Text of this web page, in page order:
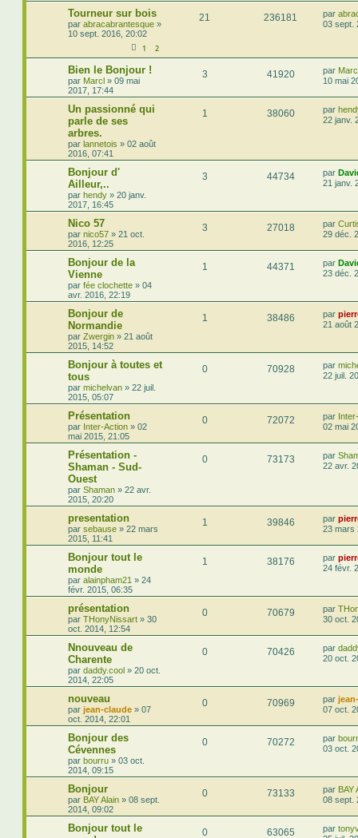
Tourneur sur bois
par abracabrantesque »
10 sept. 2016, 20:02
1 2
21 236181 par
03 sept.
Bien le Bonjour !
par Marcl » 09 mai
2017, 17:44
3 41920 par
10 mai
Un passionné qui
parle de ses
arbres.
par lannetois » 02 août
2016, 07:41
1 38060 par
22 janv.
Bonjour d'
Ailleur,..
par hendy » 20 janv.
2017, 16:45
3 44734 par
21 janv.
Nico 57
par nico57 » 21 oct.
2016, 12:25
3 27018 par
29 déc.
Bonjour de la
Vienne
par fée clochette » 04
avr. 2016, 22:19
1 44371 par
23 déc.
Bonjour de
Normandie
par Zwergin » 21 août
2015, 14:52
1 38486 par
21 août
Bonjour à toutes et
tous
par michelvan » 22 juil.
2015, 05:07
0 70928 par
22 juil.
Présentation
par Inter-Action » 02
mai 2015, 21:05
0 72072 par
02 mai
Présentation -
Shaman - Sud-
Ouest
par Shaman » 22 avr.
2015, 20:20
0 73173 par
22 avr.
presentation
par sebause » 22 mars
2015, 11:41
1 39846 par
23 mars
Bonjour tout le
monde
par alainpham21 » 24
févr. 2015, 06:35
1 38176 par
24 févr.
présentation
par THonyNissart » 30
oct. 2014, 12:54
0 70679 par
30 oct.
Nnouveau de
Charente
par daddy.cool » 20 oct.
2014, 22:05
0 70426 par
20 oct.
nouveau
par jean-claude » 07
oct. 2014, 22:01
0 70969 par
07 oct.
Bonjour des
Cévennes
par bourru » 03 oct.
2014, 09:15
0 70272 par
03 oct.
Bonjour
par BAY Alain » 08 sept.
2014, 09:02
0 73133 par BAY
08 sept.
Bonjour tout le
0 63065 par